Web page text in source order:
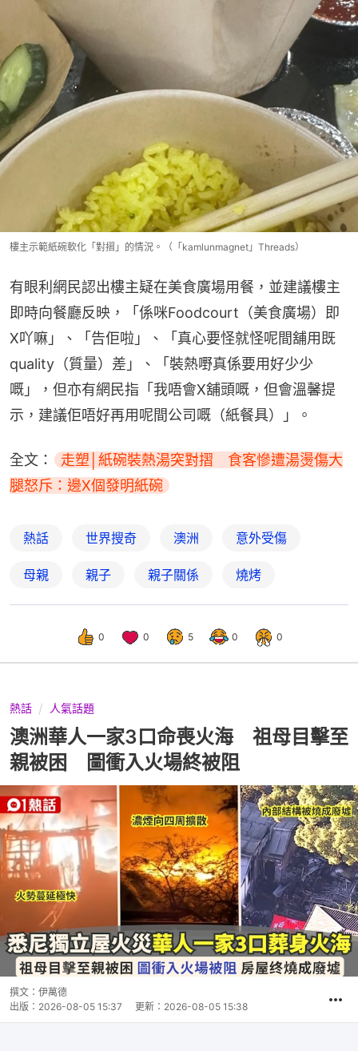
樓主示範紙碗軟化「對摺」的情況。（「kamlunmagnet」Threads）
有眼利網民認出樓主疑在美食廣場用餐，並建議樓主
即時向餐廳反映，「係咪Foodcourt（美食廣場）即
X吖嘛」、「告佢啦」、「真心要怪就怪呢間舖用既
quality（質量）差」、「裝熱嘢真係要用好少少
嘅」，但亦有網民指「我唔會X舖頭嘅，但會溫馨提
示，建議佢唔好再用呢間公司嘅（紙餐具）」。
全文：
走塑│紙碗裝熱湯突對摺　食客慘遭湯燙傷大
腿怒斥：邊X個發明紙碗
熱話 世界搜奇 澳洲 意外受傷
母親 親子 親子關係 燒烤
0 0 5 0 0
熱話 人氣話題
澳洲華人一家3口命喪火海 祖母目擊至
親被困 圖衝入火場終被阻
撰文： 伊萬德
出版： 2026-08-05 15:37 更新： 2026-08-05 15:38